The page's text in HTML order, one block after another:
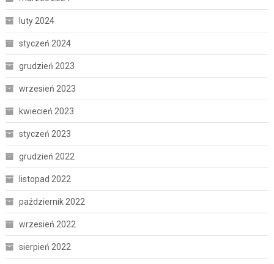
luty 2024
styczeń 2024
grudzień 2023
wrzesień 2023
kwiecień 2023
styczeń 2023
grudzień 2022
listopad 2022
październik 2022
wrzesień 2022
sierpień 2022